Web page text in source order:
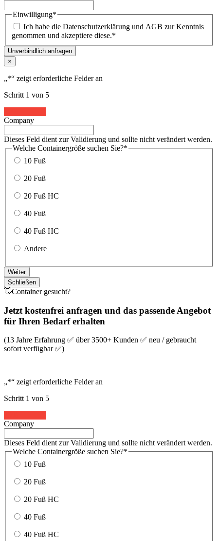
Einwilligung*
Ich habe die Datenschutzerklärung und AGB zur Kenntnis
genommen und akzeptiere diese.*
Unverbindlich anfragen
×
„*“ zeigt erforderliche Felder an
Schritt 1 von 5
Company
Dieses Feld dient zur Validierung und sollte nicht verändert werden.
Welche Containergröße suchen Sie?*
10 Fuß
20 Fuß
20 Fuß HC
40 Fuß
40 Fuß HC
Andere
Weiter
Schließen
👋Container gesucht?
Jetzt kostenfrei anfragen und das passende Angebot
für Ihren Bedarf erhalten
(13 Jahre Erfahrung ✅ über 3500+ Kunden ✅ neu / gebraucht
sofort verfügbar ✅)
„*“ zeigt erforderliche Felder an
Schritt 1 von 5
Company
Dieses Feld dient zur Validierung und sollte nicht verändert werden.
Welche Containergröße suchen Sie?*
10 Fuß
20 Fuß
20 Fuß HC
40 Fuß
40 Fuß HC